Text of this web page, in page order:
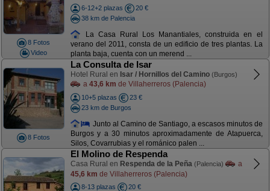
8 Fotos
Video
6-12+2 plazas
20 €
38 km de Palencia
La Casa Rural Los Manantiales, construida en el
verano del 2011, consta de un edificio de tres plantas. La
planta baja, cuenta con un merend ...
8 Fotos
La Consulta de Isar
Hotel Rural en Isar / Hornillos del Camino (Burgos)
a 43,6 km de Villaherreros (Palencia)
10+5 plazas
23 €
23 km de Burgos
Junto al Camino de Santiago, a escasos minutos de
Burgos y a 30 minutos aproximadamente de Atapuerca,
Silos, Covarrubias y el románico palen ...
El Molino de Respenda
Casa Rural en Respenda de la Peña (Palencia)
a
45,6 km de Villaherreros (Palencia)
8-13 plazas
20 €